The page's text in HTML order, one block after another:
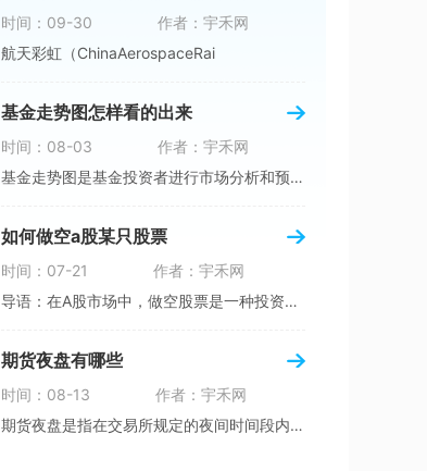
时间：09-30
作者：宇禾网
航天彩虹（ChinaAerospaceRai
基金走势图怎样看的出来
时间：08-03
作者：宇禾网
基金走势图是基金投资者进行市场分析和预测的重
如何做空a股某只股票
时间：07-21
作者：宇禾网
导语：在A股市场中，做空股票是一种投资策略，
期货夜盘有哪些
时间：08-13
作者：宇禾网
期货夜盘是指在交易所规定的夜间时间段内进行期